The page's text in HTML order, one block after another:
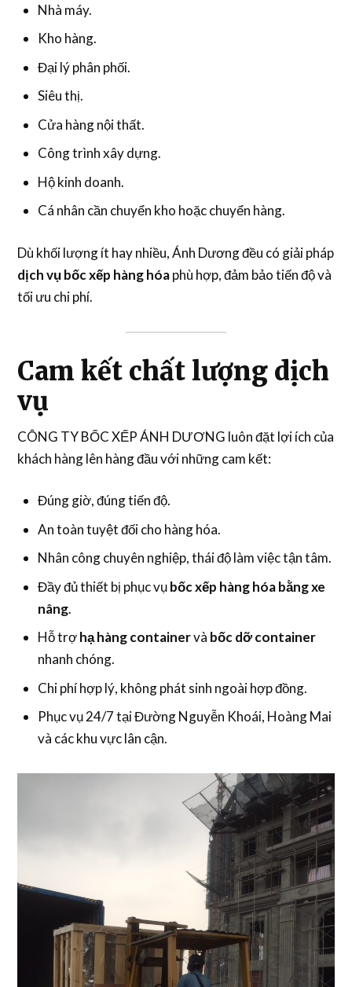
Nhà máy.
Kho hàng.
Đại lý phân phối.
Siêu thị.
Cửa hàng nội thất.
Công trình xây dựng.
Hộ kinh doanh.
Cá nhân cần chuyển kho hoặc chuyển hàng.
Dù khối lượng ít hay nhiều, Ánh Dương đều có giải pháp
dịch vụ bốc xếp hàng hóaphù hợp, đảm bảo tiến độ và
tối ưu chi phí.
Cam kết chất lượng dịch
vụ
CÔNG TY BỐC XẾP ÁNH DƯƠNG luôn đặt lợi ích của
khách hàng lên hàng đầu với những cam kết:
Đúng giờ, đúng tiến độ.
An toàn tuyệt đối cho hàng hóa.
Nhân công chuyên nghiệp, thái độ làm việc tận tâm.
Đầy đủ thiết bị phục vụbốc xếp hàng hóa bằng xe
nâng.
Hỗ trợhạ hàng containervà bốc dỡ container
nhanh chóng.
Chi phí hợp lý, không phát sinh ngoài hợp đồng.
Phục vụ 24/7 tại Đường Nguyễn Khoái, Hoàng Mai
và các khu vực lân cận.